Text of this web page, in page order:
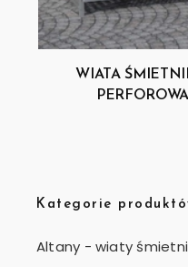
WIATA
Kategorie
Altany - wiaty